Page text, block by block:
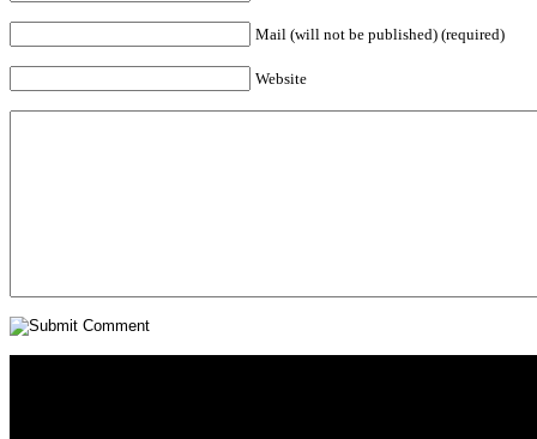
Mail (will not be published) (required)
Website